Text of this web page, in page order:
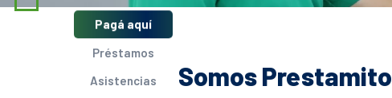
Pagá aquí
Préstamos
Asistencias
Somos Prestamito